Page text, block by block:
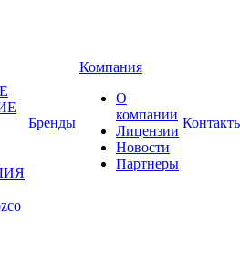
Бренды
Компания
О
компании
Лицензии
Новости
Партнеры